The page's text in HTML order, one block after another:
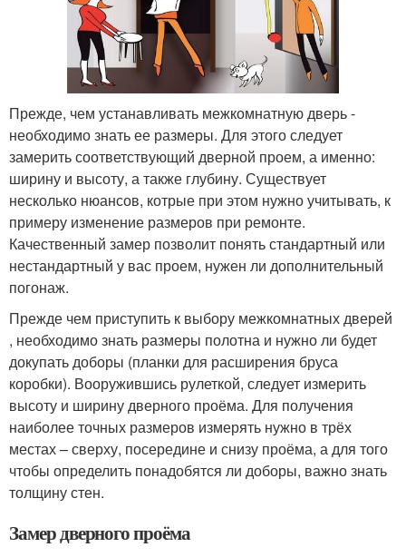
Прежде, чем устанавливать межкомнатную дверь -
необходимо знать ее размеры. Для этого следует
замерить соответствующий дверной проем, а именно:
ширину и высоту, а также глубину. Существует
несколько нюансов, котрые при этом нужно учитывать, к
примеру изменение размеров при ремонте.
Качественный замер позволит понять стандартный или
нестандартный у вас проем, нужен ли дополнительный
погонаж.
Прежде чем приступить к выбору межкомнатных дверей
, необходимо знать размеры полотна и нужно ли будет
докупать доборы (планки для расширения бруса
коробки). Вооружившись рулеткой, следует измерить
высоту и ширину дверного проёма. Для получения
наиболее точных размеров измерять нужно в трёх
местах – сверху, посередине и снизу проёма, а для того
чтобы определить понадобятся ли доборы, важно знать
толщину стен.
Замер дверного проёма